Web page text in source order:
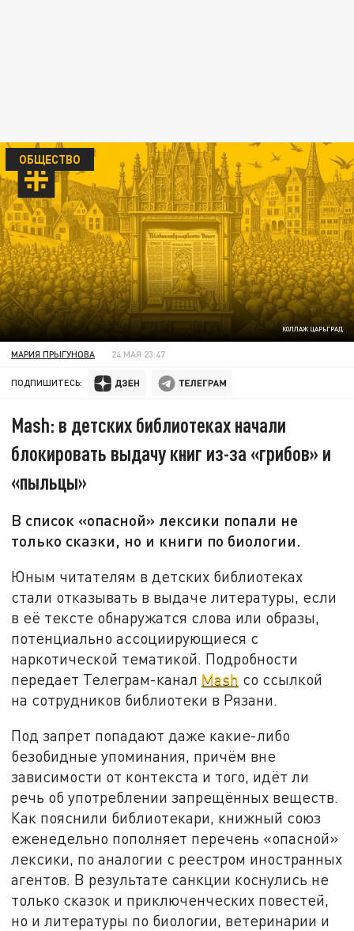
КОЛЛАЖ ЦАРЬГРАД
ОБЩЕСТВО
МАРИЯ ПРЫГУНОВА 24 МАЯ 23:47
ПОДПИШИТЕСЬ:
Mash: в детских библиотеках начали
блокировать выдачу книг из-за «грибов» и
«пыльцы»
В список «опасной» лексики попали не
только сказки, но и книги по биологии.
Юным читателям в детских библиотеках
стали отказывать в выдаче литературы, если
в её тексте обнаружатся слова или образы,
потенциально ассоциирующиеся с
наркотической тематикой. Подробности
передает Телеграм-канал Mash со ссылкой
на сотрудников библиотеки в Рязани.
Под запрет попадают даже какие-либо
безобидные упоминания, причём вне
зависимости от контекста и того, идёт ли
речь об употреблении запрещённых веществ.
Как пояснили библиотекари, книжный союз
еженедельно пополняет перечень «опасной»
лексики, по аналогии с реестром иностранных
агентов. В результате санкции коснулись не
только сказок и приключенческих повестей,
но и литературы по биологии, ветеринарии и